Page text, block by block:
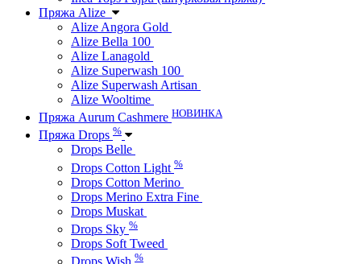
Пряжа Alize
Alize Angora Gold
Alize Bella 100
Alize Lanagold
Alize Superwash 100
Alize Superwash Artisan
Alize Wooltime
Пряжа Aurum Cashmere НОВИНКА
Пряжа Drops %
Drops Belle
Drops Cotton Light %
Drops Cotton Merino
Drops Merino Extra Fine
Drops Muskat
Drops Sky %
Drops Soft Tweed
%